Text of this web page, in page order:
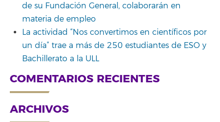
de su Fundación General, colaborarán en
materia de empleo
La actividad “Nos convertimos en científicos por
un día” trae a más de 250 estudiantes de ESO y
Bachillerato a la ULL
COMENTARIOS RECIENTES
ARCHIVOS